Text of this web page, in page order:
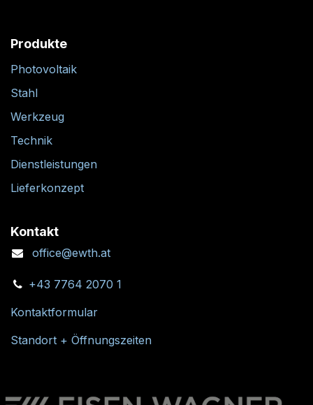
Produkte
Photovoltaik
Stahl
Werkzeug
Technik
Dienstleistungen
Lieferkonzept
Kontakt
office@ewth.at
+43 7764 2070 1
Kontaktformular
Standort + Öffnungszeiten